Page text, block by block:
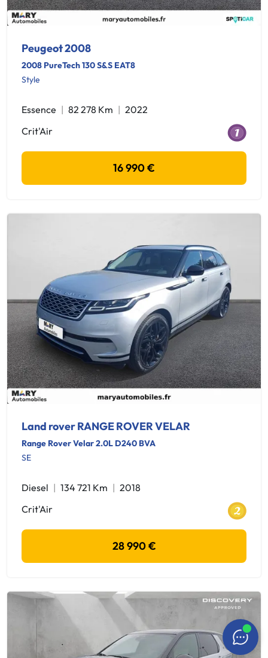
Peugeot 2008
2008 PureTech 130 S&S EAT8
Style
Essence 82 278 Km
2022
Crit'Air
16 990 €
Land rover RANGE ROVER VELAR
Range Rover Velar 2.0L D240 BVA
SE
Diesel 134 721 Km
2018
Crit'Air
28 990 €